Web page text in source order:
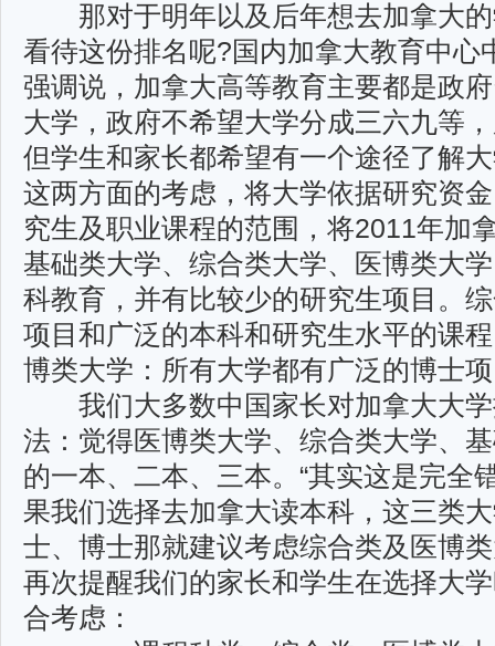
那对于明年以及后年想去加拿大的
看待这份排名呢?国内加拿大教育中心
强调说，加拿大高等教育主要都是政
大学，政府不希望大学分成三六九等
但学生和家长都希望有一个途径了解
这两方面的考虑，将大学依据研究资
究生及职业课程的范围，将2011年
基础类大学、综合类大学、医博类大
科教育，并有比较少的研究生项目。
项目和广泛的本科和研究生水平的课
博类大学：所有大学都有广泛的博士
我们大多数中国家长对加拿大大学
法：觉得医博类大学、综合类大学、
的一本、二本、三本。“其实这是完全
果我们选择去加拿大读本科，这三类
士、博士那就建议考虑综合类及医博
再次提醒我们的家长和学生在选择大
合考虑：